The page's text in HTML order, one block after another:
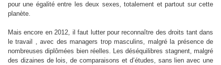
pour une égalité entre les deux sexes, totalement et partout sur cette
planète.
Mais encore en 2012, il faut lutter pour reconnaître des droits tant dans
le travail , avec des managers trop masculins, malgré la présence de
nombreuses diplômées bien réelles. Les déséquilibres stagnent, malgré
des dizaines de lois, de comparaisons et d’études, sans lien avec une